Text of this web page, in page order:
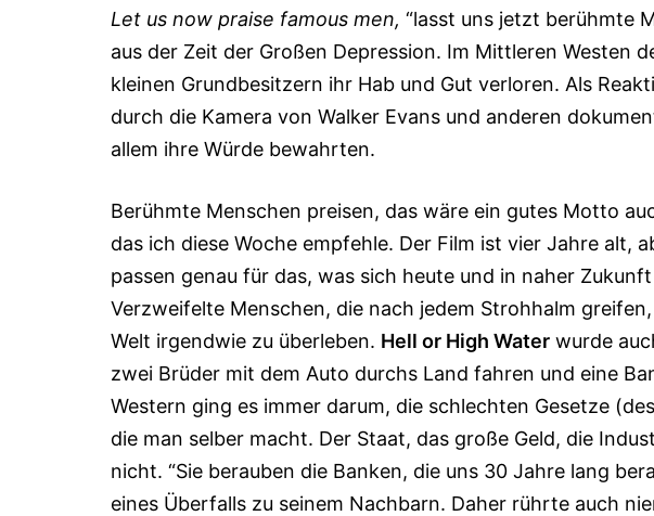
Let us now praise famous men, “lasst uns jetzt berühmte
aus der Zeit der Großen Depression. Im Mittleren Westen
kleinen Grundbesitzern ihr Hab und Gut verloren. Als
durch die Kamera von Walker Evans und anderen
allem ihre Würde be­wahr­ten.
Berühmte Menschen preisen, das wäre ein gutes Motto
das ich diese Woche empfehle. Der Film ist vier Jahre alt,
passen genau für das, was sich heute und in naher
Verzweifelte Menschen, die nach jedem Strohhalm
Welt irgendwie zu überleben. Hell or High Water wurde
zwei Brüder mit dem Auto durchs Land fahren und eine
Western ging es immer da­rum, die schlechten Gesetze
die man selber macht. Der Staat, das große Geld, die
nicht. “Sie be­rau­ben die Banken, die uns 30 Jahre lang
eines Über­falls zu seinem Nachbarn. Daher rührte auch